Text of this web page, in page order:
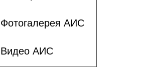
Фотогалерея АИС
Видео АИС